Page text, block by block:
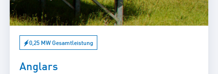
0,25 MW Gesamtleistung
Anglars